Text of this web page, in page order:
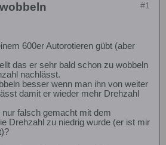
#1
600er Autorotieren gübt (aber
das er sehr bald schon zu wobbeln
nachlässt.
besser wenn man ihn von weiter
damit er wieder mehr Drehzahl
falsch gemacht mit dem
Drehzahl zu niedrig wurde (er ist mir